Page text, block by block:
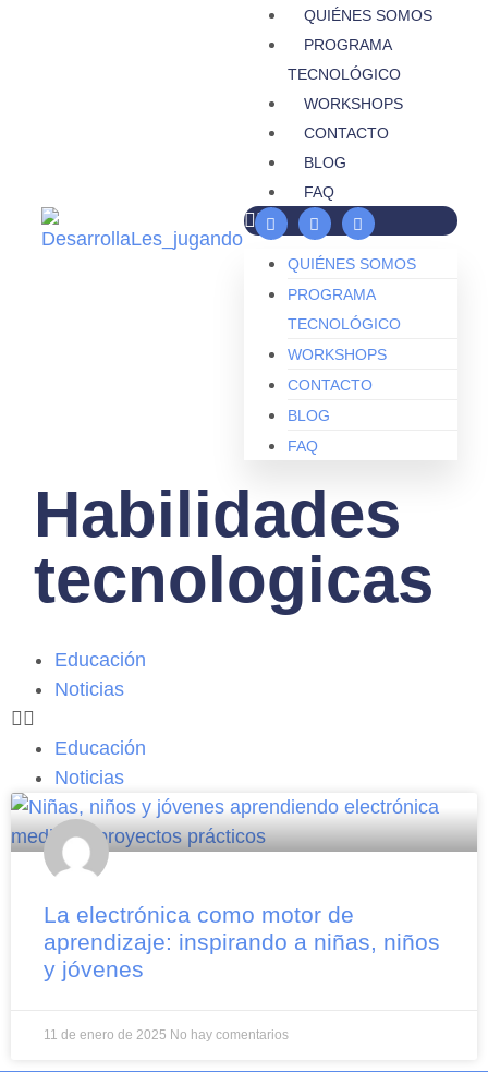
QUIÉNES SOMOS
PROGRAMA
TECNOLÓGICO
WORKSHOPS
CONTACTO
BLOG
FAQ
QUIÉNES SOMOS
PROGRAMA
TECNOLÓGICO
WORKSHOPS
CONTACTO
BLOG
FAQ
Habilidades
tecnologicas
Educación
Noticias
Educación
Noticias
La electrónica como motor de
aprendizaje: inspirando a niñas, niños
y jóvenes
11 de enero de 2025 No hay comentarios